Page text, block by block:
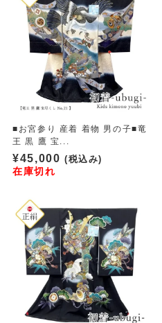
■お宮参り 産着 着物 男の子■竜
王 黒 鷹 宝...
¥45,000 (税込み)
在庫切れ